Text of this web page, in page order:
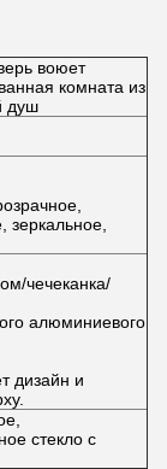
воюет
комната из
душ
зеркальное,
чечеканка/
алюминиевого
дизайн и
стекло с